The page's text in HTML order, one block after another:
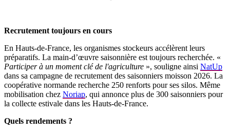
Recrutement toujours en cours
En Hauts-de-France, les organismes stockeurs accélèrent leurs
préparatifs. La main-d’œuvre saisonnière est toujours recherchée. «
Participer à un moment clé de l'agriculture », souligne ainsi NatUp
dans sa campagne de recrutement des saisonniers moisson 2026. La
coopérative normande recherche 250 renforts pour ses silos. Même
mobilisation chez Noriap, qui annonce plus de 300 saisonniers pour
la collecte estivale dans les Hauts-de-France.
Quels rendements ?